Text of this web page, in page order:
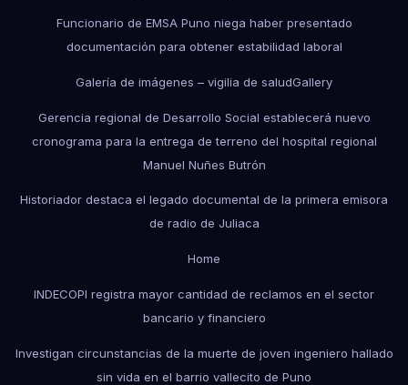
Funcionario de EMSA Puno niega haber presentado
documentación para obtener estabilidad laboral
Galería de imágenes – vigilia de saludGallery
Gerencia regional de Desarrollo Social establecerá nuevo
cronograma para la entrega de terreno del hospital regional
Manuel Nuñes Butrón
Historiador destaca el legado documental de la primera emisora
de radio de Juliaca
Home
INDECOPI registra mayor cantidad de reclamos en el sector
bancario y financiero
Investigan circunstancias de la muerte de joven ingeniero hallado
sin vida en el barrio vallecito de Puno